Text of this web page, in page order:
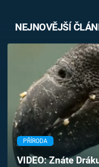
Témata
Pořady
TV Program
Časopis
NEJNOVĚJŠÍ
PŘÍRODA
VIDEO: Znáte